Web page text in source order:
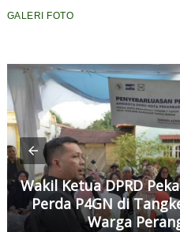
GALERI FOTO
Wakil Ketua DPRD
Perda P4GN di
Warga